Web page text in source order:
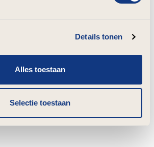
Details tonen
Alles toestaan
Selectie toestaan